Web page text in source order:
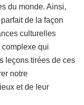
du monde. Ainsi,
de la façon
culturelles
complexe qui
leçons tirées de ces
notre
et de leur